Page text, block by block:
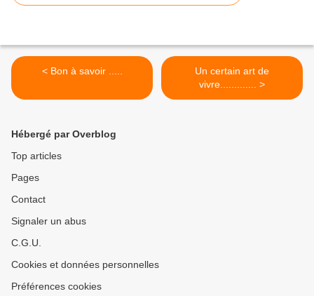
< Bon à savoir .....
Un certain art de
vivre............. >
Hébergé par Overblog
Top articles
Pages
Contact
Signaler un abus
C.G.U.
Cookies et données personnelles
Préférences cookies